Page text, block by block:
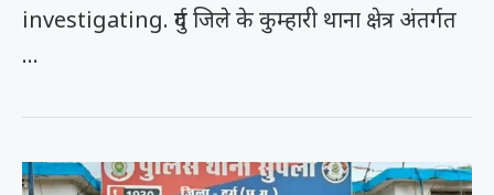
investigating. दुर्ग जिले के कुम्हारी थाना क्षेत्र अंतर्गत
…